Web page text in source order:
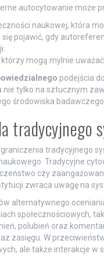
autocytowanie może
naukowej, która
pojawić, gdy
mogą mylnie
podejścia
tylko na sztucznym
środowiska
tradycyjnego
tradycyjnego
Tradycyjne
czy
zwraca uwagę na
alternatywnego
społecznościowych,
polubień oraz
zasięgu. W
ale także interakcje w